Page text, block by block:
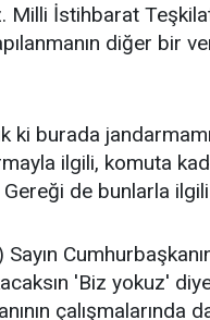
Milli İstihbarat
diğer bir
ki burada
ilgili, komuta
de bunlarla ilgili
'Biz yokuz'
çalışmalarında